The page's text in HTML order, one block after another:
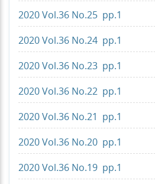
2020 Vol.36 No.25 pp.1
2020 Vol.36 No.24 pp.1
2020 Vol.36 No.23 pp.1
2020 Vol.36 No.22 pp.1
2020 Vol.36 No.21 pp.1
2020 Vol.36 No.20 pp.1
2020 Vol.36 No.19 pp.1